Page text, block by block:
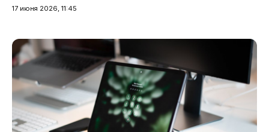
17 июня 2026, 11:45